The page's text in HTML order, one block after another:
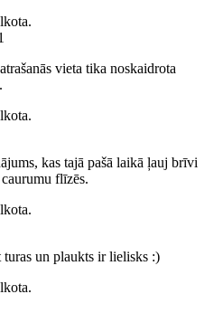
vieta tika noskaidrota
kas tajā pašā laikā ļauj brīvi
flīzēs.
un plaukts ir lielisks :)